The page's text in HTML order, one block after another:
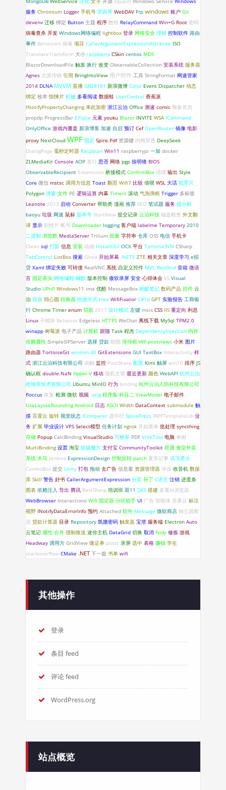
服务 Chromium Logger 手机号 罗莉琴 WebDAV Frp windows 账户 Git
devenv 迁移 绑定 Button 主题 程序 数组 RelayCommand Win+G Root 密码
病毒查杀 开发 Windows网络编程 lightbox 登录 网络安全 理财 控制软件 路由
事件 Behaviors 病毒 项目 CallerArgumentExpressionAttribute ISO
TranslateTransform 大小 raspberry CSkin centos MD5
BlazorDownloadFile 触发 换行 改变 ObservableCollection 安装系统 服务器
Agnes 北派传销 引用 BringIntoView 用户控件 工具 StringFormat 网速管家
2014 DLNA MVVM 直播 GB28181 新浪微博 Color Event Dispatcher 动态
绑定 枚举 惊悚片 机械 多看阅读 数据蛙 UserControl 香蕉派
INotifyPropertyChanging 来此加密 浙江云泊 Office 测速 comic 预备党员
propdp ProgressBar Ellipse 元素 youku Blazor INVITE WSA ICommand
OnlyOffice 游戏内覆盖 新浪博客 加速 自启 预订 Cef OpenRouter 镜像 电影
proxy NextCloud WPF 固定 Spire.Pdf 资源键 内网穿透 DeepSeek
DialogPage 毫秒定时器 Raspbian Win11 raspberrypi 一加 docker
ZLMediaKit Console AOP 首行 思否 网络 pgp 徐明锋 BIOS
ObservableRecipient Extensions 桥接模式 ConfirmBox 清理 输出 Style
Core 微信 mstsc 调用方信息 Toast 翻页 Wifi7 比较 借呗 WSL 大话 犯罪片
Polygon 弹窗 文件 PE 逻辑运算 内幕 Timers 滚动 气泡弹框 Trigger 多标签
Leanote 2013 启动 Converter 帮助类 漫画 推荐 SEO 笔试题 服务 提示框
baoyu 垃圾 网速 鼠标 版本号 StartNew 提交记录 云泊科技 磁盘检查 外文翻
译 显示 剧情片 帐号 Downloader logging 客户端 labelme Temporary 2010
二进制 浏览数 MediaServer Trilium 批量 字符串 仓库 OSS 电信 手机卡
Clean sql 打新 信息 安装 动画 InstallUtil OCX 平台 TortoiseSVN CSharp
TabControl ListBox 搜索 Gitea 开始屏幕 .NET5 ZTE 相关文章 深度学习 e招
贷 Xaml 绑定失败 可转债 RealVNC 系统 自定义控件 MVC ReoGrid 音箱 微语
言 固定表头 网络编程 幽默 版本控制 傲软录屏 安全 心得体会 VS Visual
Studio UPnP Windows11 ima 优酷 MessageBox 蚂蚁笔记 数码产品 控件 云
泊 容器 同心圆 转换器 快捷方式 tree WifiFixator C#10 GPT 实验报告 工商银
行 Chrome Timer enum 切面 2017 设计模式 左键 msix CSS IIS 重定向 利息
Linux 子模块 Behavior Edgeless HTTPS WeChat 离线下载 MySql TPM2.0
winapp 树莓派 电子产品 计算机 跟随 Task 程杰 DependencyInjection 内存
依赖属性 SimpleSIPServer 选择 贷款 权限 等待框 WP-postviews 小米 图片
路由器 TortoiseGit winmm.dll GitExtensions GUI TextBox Interactivity 样
式 浙江云泊科技有限公司 误触 监控 PostSharp 配置 Kimi 触屏 win10 排序 JS
确认框 double.NaN Hyper-V 移动 随机文章 最近更新 颜色 WebAPI 杭州云泊
收纳库技术有限公司 Ubuntu MinIO 行为 binding 杭州云泊人防科技有限公司
floccus 恢复 检测 微软 视频 .orig 程序集 科目二 ViewModel 电子邮件
UseLayoutRounding Android 日志 ASCII Width DataContext submodule 触
摸 百度云 旋转 视觉状态 IComparer 选中行 SpicePress WPFTemplateLib 业
务 扩展 毕业设计 VPS Select模型 任务计划 ngrok 开始菜单 批处理 syncthing
存储 Popup CalcBinding VisualStudio 可枚举 PDF ViVeTool 电脑 单例
MultiBinding 设置 淘宝 软媒魔方 支付宝 CommunityToolkit 联通 食堂外卖
系统 木马 Jenkins ExpressionDesign 控制反转 patch 麦库记事 讯飞星火
ComboBox 提交 Unity 打包 拖动 去广告 信息窗 资源管理器 毕设 收音机 数据
库 Skill 警告 好书 CallerArgumentExpression 分页 补丁 C语言 注销 进度条
图表 依赖注入 导出 腾讯 RestSharp 培训班 双11 DES 搭建 多重AI浏览器
WebBrowser Interactions Wifi 固定器 分区助手 UI 广告 智能体 坚果云 标注
视野 INotifyDataErrorlnfo 预约 Attached 软件 Message 微软商店 独立观察
员 贷款计算器 目录 Repository 凯撒密码 触发器 宝塔 服务端 Electron Auto
云笔记 属性 合并 强制推送 迷你主机 DataGrid 切换 取消 Fody 修炼 游戏
Headway 调用方 GridView 微证券 posts 录屏 选中 表格 赚钱 学生
stackoverflow CMake .NET 下一篇 书单 wifi
其他操作
登录
条目 feed
评论 feed
WordPress.org
站点概览